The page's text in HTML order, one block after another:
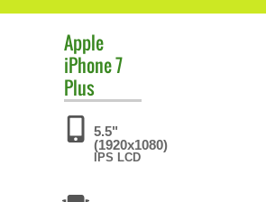
Apple
iPhone 7
Plus
5.5"
(1920x1080)
IPS LCD